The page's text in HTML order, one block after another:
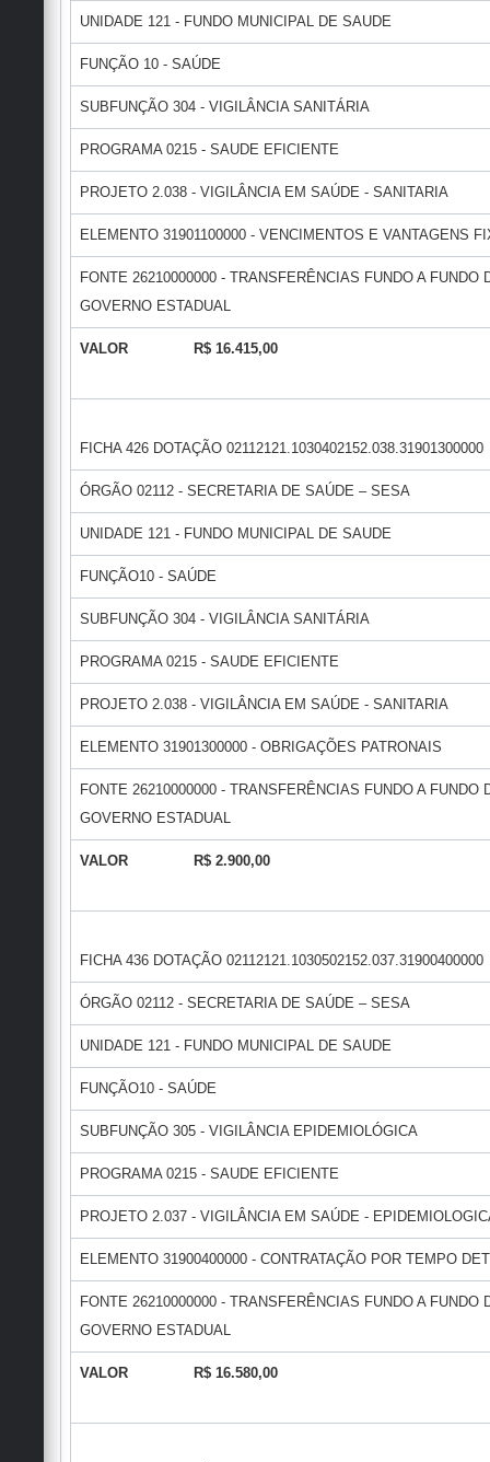
UNIDADE 121 - FUNDO MUNICIPAL DE SAUDE
FUNÇÃO 10 - SAÚDE
SUBFUNÇÃO 304 - VIGILÂNCIA SANITÁRIA
PROGRAMA 0215 - SAUDE EFICIENTE
PROJETO 2.038 - VIGILÂNCIA EM SAÚDE - SANITARIA
ELEMENTO 31901100000 - VENCIMENTOS E VANTAGENS
FONTE 26210000000 - TRANSFERÊNCIAS FUNDO A
GOVERNO ESTADUAL
VALOR R$ 16.415,00
FICHA 426 DOTAÇÃO 02112121.1030402152.038.31901300000
ÓRGÃO 02112 - SECRETARIA DE SAÚDE – SESA
UNIDADE 121 - FUNDO MUNICIPAL DE SAUDE
FUNÇÃO10 - SAÚDE
SUBFUNÇÃO 304 - VIGILÂNCIA SANITÁRIA
PROGRAMA 0215 - SAUDE EFICIENTE
PROJETO 2.038 - VIGILÂNCIA EM SAÚDE - SANITARIA
ELEMENTO 31901300000 - OBRIGAÇÕES PATRONAIS
FONTE 26210000000 - TRANSFERÊNCIAS FUNDO A
GOVERNO ESTADUAL
VALOR R$ 2.900,00
FICHA 436 DOTAÇÃO 02112121.1030502152.037.31900400000
ÓRGÃO 02112 - SECRETARIA DE SAÚDE – SESA
UNIDADE 121 - FUNDO MUNICIPAL DE SAUDE
FUNÇÃO10 - SAÚDE
SUBFUNÇÃO 305 - VIGILÂNCIA EPIDEMIOLÓGICA
PROGRAMA 0215 - SAUDE EFICIENTE
PROJETO 2.037 - VIGILÂNCIA EM SAÚDE -
ELEMENTO 31900400000 - CONTRATAÇÃO POR TEMPO
FONTE 26210000000 - TRANSFERÊNCIAS FUNDO A
GOVERNO ESTADUAL
VALOR R$ 16.580,00